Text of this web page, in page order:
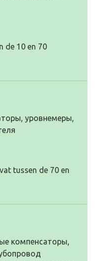
de 10 en 70
уровнемеры,
tussen de 70 en
компенсаторы,